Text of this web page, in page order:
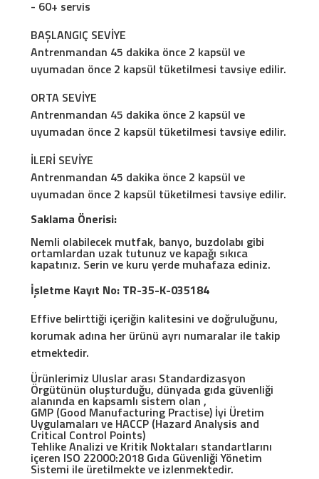
- 60+ servis
BAŞLANGIÇ SEVİYE
Antrenmandan 45 dakika önce 2 kapsül ve
uyumadan önce 2 kapsül tüketilmesi tavsiye edilir.
ORTA SEVİYE
Antrenmandan 45 dakika önce 2 kapsül ve
uyumadan önce 2 kapsül tüketilmesi tavsiye edilir.
İLERİ SEVİYE
Antrenmandan 45 dakika önce 2 kapsül ve
uyumadan önce 2 kapsül tüketilmesi tavsiye edilir.
Saklama Önerisi:
Nemli olabilecek mutfak, banyo, buzdolabı gibi
ortamlardan uzak tutunuz ve kapağı sıkıca
kapatınız. Serin ve kuru yerde muhafaza ediniz.
İşletme Kayıt No: TR-35-K-035184
Effive belirttiği içeriğin kalitesini ve doğruluğunu,
korumak adına her ürünü ayrı numaralar ile takip
etmektedir.
Ürünlerimiz Uluslar arası Standardizasyon
Örgütünün oluşturduğu, dünyada gıda güvenliği
alanında en kapsamlı sistem olan ,
GMP (Good Manufacturing Practise) İyi Üretim
Uygulamaları ve HACCP (Hazard Analysis and
Critical Control Points)
Tehlike Analizi ve Kritik Noktaları standartlarını
içeren ISO 22000:2018 Gıda Güvenliği Yönetim
Sistemi ile üretilmekte ve izlenmektedir.